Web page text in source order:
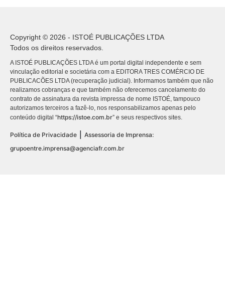
Copyright © 2026 - ISTOÉ PUBLICAÇÕES LTDA
Todos os direitos reservados.
A ISTOÉ PUBLICAÇÕES LTDA é um portal digital independente e sem
vinculação editorial e societária com a EDITORA TRES COMÉRCIO DE
PUBLICACÕES LTDA (recuperação judicial). Informamos também que não
realizamos cobranças e que também não oferecemos cancelamento do
contrato de assinatura da revista impressa de nome ISTOÉ, tampouco
autorizamos terceiros a fazê-lo, nos responsabilizamos apenas pelo
conteúdo digital “https://istoe.com.br” e seus respectivos sites.
Política de Privacidade | Assessoria de Imprensa:
grupoentre.imprensa@agenciafr.com.br